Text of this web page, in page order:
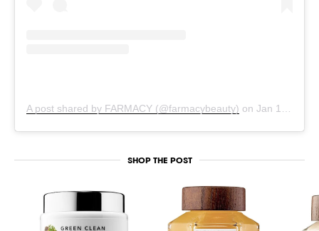
A post shared by FARMACY (@farmacybeauty) on Jan 15, 2019 at 12:14pm PST
SHOP THE POST